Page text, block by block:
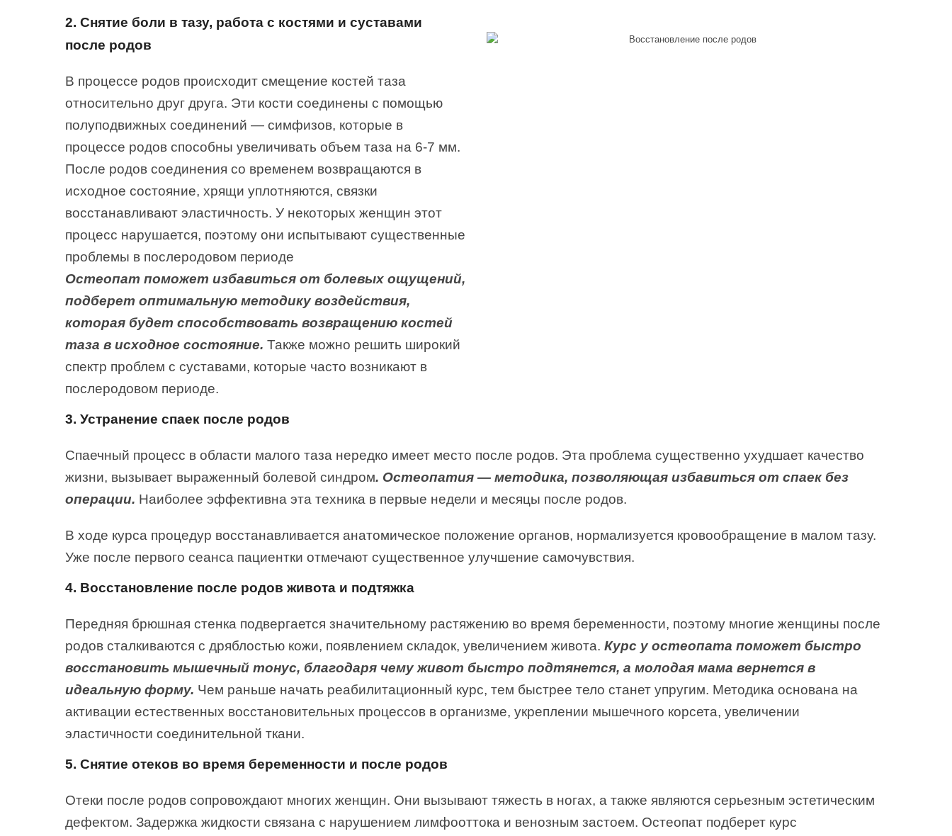
2. Снятие боли в тазу, работа с костями и суставами
после родов
В процессе родов происходит смещение костей таза
относительно друг друга. Эти кости соединены с помощью
полуподвижных соединений — симфизов, которые в
процессе родов способны увеличивать объем таза на 6-7 мм.
После родов соединения со временем возвращаются в
исходное состояние, хрящи уплотняются, связки
восстанавливают эластичность. У некоторых женщин этот
процесс нарушается, поэтому они испытывают существенные
проблемы в послеродовом периоде
Остеопат поможет избавиться от болевых ощущений,
подберет оптимальную методику воздействия,
которая будет способствовать возвращению костей
таза в исходное состояние. Также можно решить широкий
спектр проблем с суставами, которые часто возникают в
послеродовом периоде.
3. Устранение спаек после родов
Спаечный процесс в области малого таза нередко имеет место после родов. Эта проблема существенно ухудшает качество
жизни, вызывает выраженный болевой синдром. Остеопатия — методика, позволяющая избавиться от спаек без
операции. Наиболее эффективна эта техника в первые недели и месяцы после родов.
В ходе курса процедур восстанавливается анатомическое положение органов, нормализуется кровообращение в малом тазу.
Уже после первого сеанса пациентки отмечают существенное улучшение самочувствия.
4. Восстановление после родов живота и подтяжка
Передняя брюшная стенка подвергается значительному растяжению во время беременности, поэтому многие женщины после
родов сталкиваются с дряблостью кожи, появлением складок, увеличением живота. Курс у остеопата поможет быстро
восстановить мышечный тонус, благодаря чему живот быстро подтянется, а молодая мама вернется в
идеальную форму. Чем раньше начать реабилитационный курс, тем быстрее тело станет упругим. Методика основана на
активации естественных восстановительных процессов в организме, укреплении мышечного корсета, увеличении
эластичности соединительной ткани.
5. Снятие отеков во время беременности и после родов
Отеки после родов сопровождают многих женщин. Они вызывают тяжесть в ногах, а также являются серьезным эстетическим
дефектом. Задержка жидкости связана с нарушением лимфооттока и венозным застоем. Остеопат подберет курс